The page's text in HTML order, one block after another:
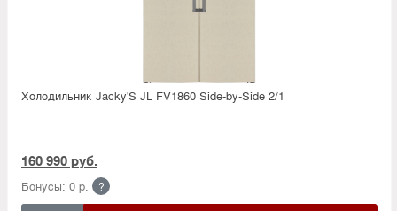
Холодильник Jacky'S JL FV1860 Side-by-Side 2/1
160 990 руб.
Бонусы: 0 р. ?